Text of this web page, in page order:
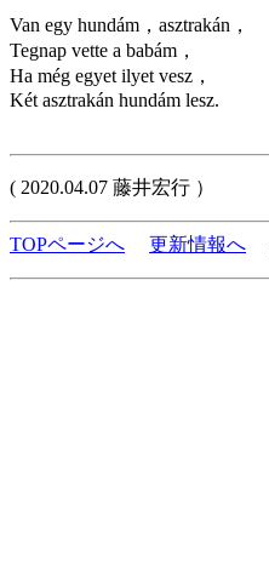
Van egy hundám，asztrakán，
Tegnap vette a babám，
Ha még egyet ilyet vesz，
Két asztrakán hundám lesz.
( 2020.04.07 藤井宏行 ）
TOPページへ 更新情報へ